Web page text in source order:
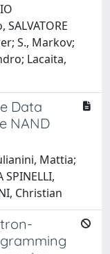
S., Markov;
Lacaita,
Data
NAND
Mattia;
SPINELLI,
Christian